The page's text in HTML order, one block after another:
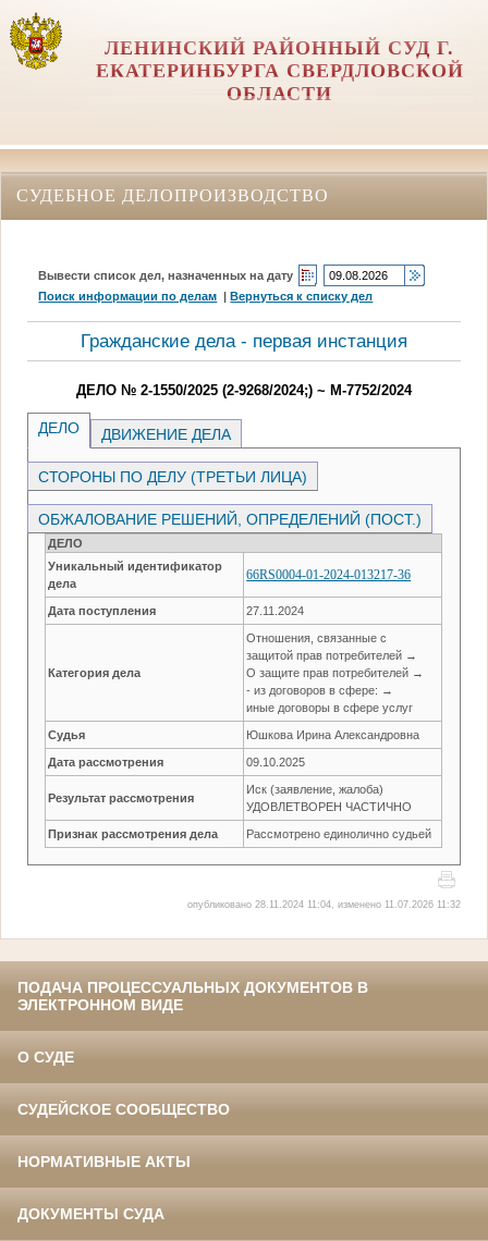
ЛЕНИНСКИЙ РАЙОННЫЙ СУД Г.
ЕКАТЕРИНБУРГА СВЕРДЛОВСКОЙ
ОБЛАСТИ
СУДЕБНОЕ ДЕЛОПРОИЗВОДСТВО
Вывести список дел, назначенных на дату
Поиск информации по делам |Вернуться к списку дел
Гражданские дела - первая инстанция
ДЕЛО № 2-1550/2025 (2-9268/2024;) ~ М-7752/2024
ДЕЛО ДВИЖЕНИЕ ДЕЛА
СТОРОНЫ ПО ДЕЛУ (ТРЕТЬИ ЛИЦА)
ОБЖАЛОВАНИЕ РЕШЕНИЙ, ОПРЕДЕЛЕНИЙ (ПОСТ.)
ДЕЛО
Уникальный идентификатор
дела
66RS0004-01-2024-013217-36
Дата поступления 27.11.2024
Категория дела
Отношения, связанные с
защитой прав потребителей →
О защите прав потребителей →
- из договоров в сфере: →
иные договоры в сфере услуг
Судья Юшкова Ирина Александровна
Дата рассмотрения 09.10.2025
Результат рассмотрения
Иск (заявление, жалоба)
УДОВЛЕТВОРЕН ЧАСТИЧНО
Признак рассмотрения дела Рассмотрено единолично судьей
опубликовано 28.11.2024 11:04, изменено 11.07.2026 11:32
ПОДАЧА ПРОЦЕССУАЛЬНЫХ ДОКУМЕНТОВ В
ЭЛЕКТРОННОМ ВИДЕ
О СУДЕ
СУДЕЙСКОЕ СООБЩЕСТВО
НОРМАТИВНЫЕ АКТЫ
ДОКУМЕНТЫ СУДА